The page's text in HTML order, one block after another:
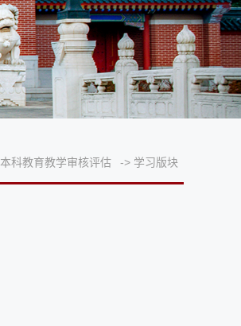
本科教育教学审核评估 -> 学习版块